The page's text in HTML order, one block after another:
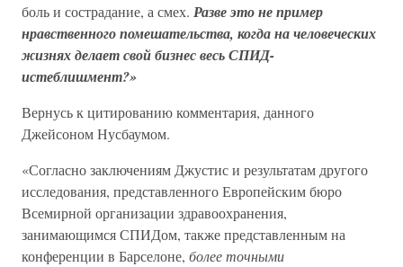
боль и сострадание, а смех. Разве это не пример
нравственного помешательства, когда на человеческих
жизнях делает свой бизнес весь СПИД-
истеблишмент?»
Вернусь к цитированию комментария, данного
Джейсоном Нусбаумом.
«Согласно заключениям Джустис и результатам другого
исследования, представленного Европейским бюро
Всемирной организации здравоохранения,
занимающимся СПИДом, также представленным на
конференции в Барселоне, более точными